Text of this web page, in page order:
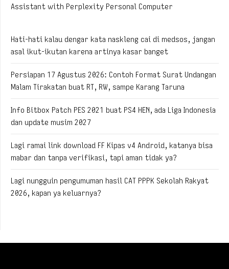
Assistant with Perplexity Personal Computer
Hati-hati kalau dengar kata naskleng cai di medsos, jangan
asal ikut-ikutan karena artinya kasar banget
Persiapan 17 Agustus 2026: Contoh Format Surat Undangan
Malam Tirakatan buat RT, RW, sampe Karang Taruna
Info Bitbox Patch PES 2021 buat PS4 HEN, ada Liga Indonesia
dan update musim 2027
Lagi ramai link download FF Kipas v4 Android, katanya bisa
mabar dan tanpa verifikasi, tapi aman tidak ya?
Lagi nungguin pengumuman hasil CAT PPPK Sekolah Rakyat
2026, kapan ya keluarnya?